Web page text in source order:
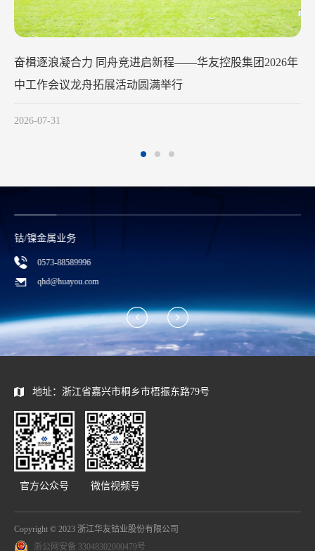
华友钴业2026年中工作会议在苏州召开
钴/镍金属业务
0573-88589996
qhd@huayou.com
地址：浙江省嘉兴市桐乡市梧振东路79号
官方公众号 微信视频号
Copyright © 2023 浙江华友钴业股份有限公司
浙公网安备 33048302000479号